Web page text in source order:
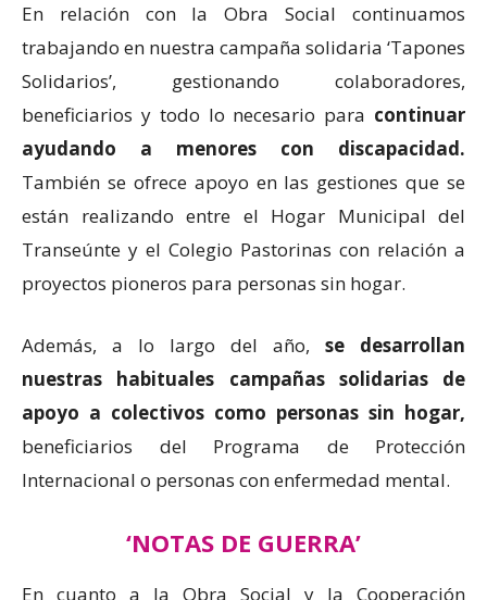
En relación con la Obra Social continuamos
trabajando en nuestra campaña solidaria ‘Tapones
Solidarios’, gestionando colaboradores,
beneficiarios y todo lo necesario para continuar
ayudando a menores con discapacidad.
También se ofrece apoyo en las gestiones que se
están realizando entre el Hogar Municipal del
Transeúnte y el Colegio Pastorinas con relación a
proyectos pioneros para personas sin hogar.
Además, a lo largo del año, se desarrollan
nuestras habituales campañas solidarias de
apoyo a colectivos como personas sin hogar,
beneficiarios del Programa de Protección
Internacional o personas con enfermedad mental.
‘NOTAS DE GUERRA’
En cuanto a la Obra Social y la Cooperación